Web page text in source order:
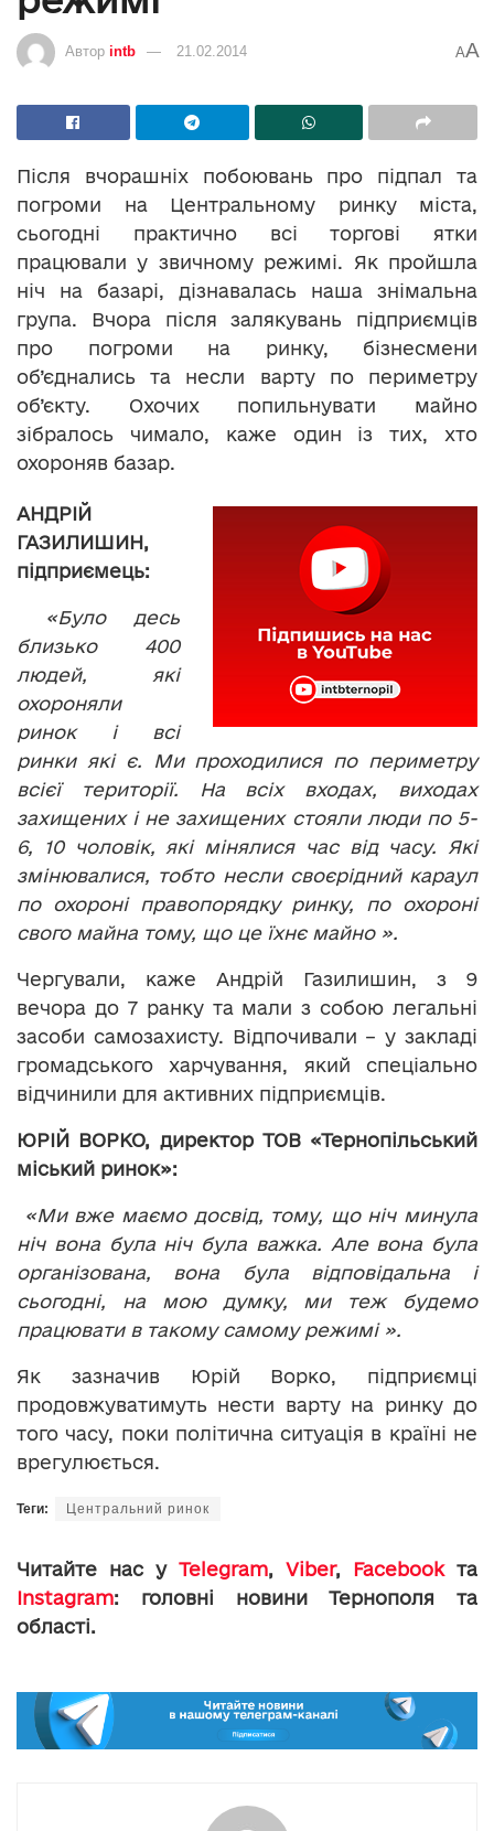
Автор intb 21.02.2014 AA
Після вчорашніх побоювань про підпал та
погроми на Центральному ринку міста,
сьогодні практично всі торгові ятки
працювали у звичному режимі. Як пройшла
ніч на базарі, дізнавалась наша знімальна
група. Вчора після залякувань підприємців
про погроми на ринку, бізнесмени
об’єднались та несли варту по периметру
об’єкту. Охочих попильнувати майно
зібралось чимало, каже один із тих, хто
охороняв базар.
АНДРІЙ
ГАЗИЛИШИН,
підприємець:
«Було десь
близько 400
людей, які
охороняли
ринок і всі
ринки які є. Ми проходилися по периметру
всієї території. На всіх входах, виходах
захищених і не захищених стояли люди по 5-
6, 10 чоловік, які мінялися час від часу. Які
змінювалися, тобто несли своєрідний караул
по охороні правопорядку ринку, по охороні
свого майна тому, що це їхнє майно ».
Чергували, каже Андрій Газилишин, з 9
вечора до 7 ранку та мали з собою легальні
засоби самозахисту. Відпочивали – у закладі
громадського харчування, який спеціально
відчинили для активних підприємців.
ЮРІЙ ВОРКО, директор ТОВ «Тернопільський
міський ринок»:
«Ми вже маємо досвід, тому, що ніч минула
ніч вона була ніч була важка. Але вона була
організована, вона була відповідальна і
сьогодні, на мою думку, ми теж будемо
працювати в такому самому режимі ».
Як зазначив Юрій Ворко, підприємці
продовжуватимуть нести варту на ринку до
того часу, поки політична ситуація в країні не
врегулюється.
Теги: Центральний ринок
Читайте нас у Telegram, Viber, Facebookта
Instagram: головні новини Тернополя та
області.